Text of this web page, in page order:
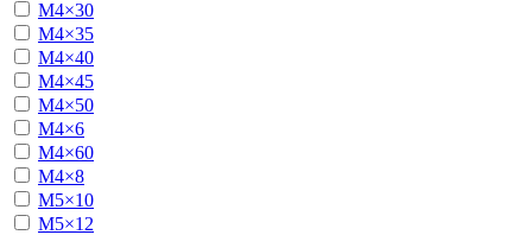
М4×30
М4×35
М4×40
М4×45
М4×50
М4×6
М4×60
М4×8
М5×10
М5×12